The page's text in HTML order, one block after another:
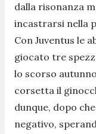
dalla risonanza
incastrarsi nella
Con Juventus le
giocato tre
lo scorso
corsetta il
dunque, dopo
negativo,